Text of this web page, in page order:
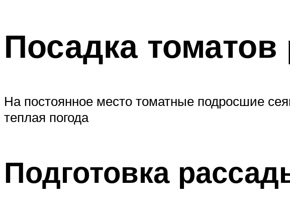
Посадка томатов
На постоянное место томатные подросшие
теплая погода
Подготовка